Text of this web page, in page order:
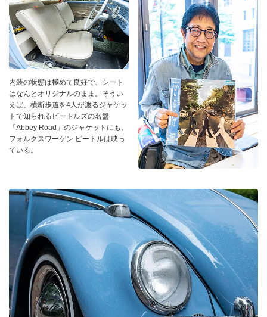
内装の状態は極めて良好で、シート
はなんとオリジナルのまま。そうい
えば、横断歩道を4人が渡るジャケッ
トで知られるビートルズの名盤
「Abbey Road」のジャケットにも、
フォルクスワーゲン ビートルは映っ
ている。